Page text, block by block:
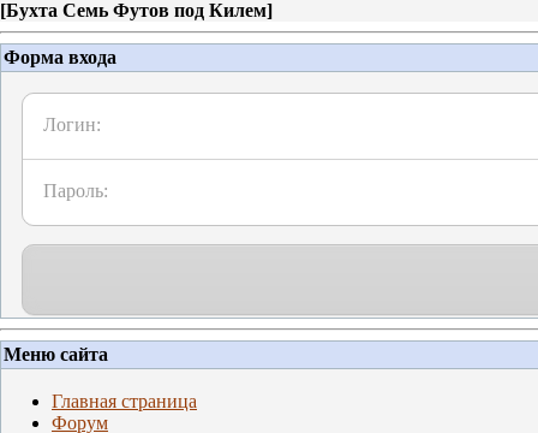
[Бухта Семь Футов под Килем]
Форма входа
Логин:
Пароль:
Меню сайта
Главная страница
Форум